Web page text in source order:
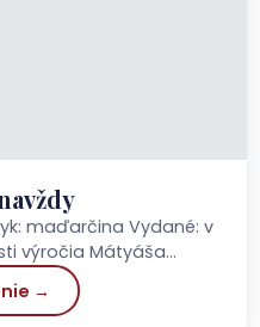
maďarčina Vydané: v
výročia Mátyáša
Počet strán: 152
→